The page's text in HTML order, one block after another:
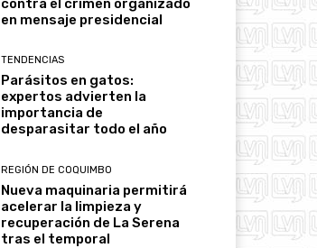
contra el crimen organizado
en mensaje presidencial
TENDENCIAS
Parásitos en gatos:
expertos advierten la
importancia de
desparasitar todo el año
REGIÓN DE COQUIMBO
Nueva maquinaria permitirá
acelerar la limpieza y
recuperación de La Serena
tras el temporal